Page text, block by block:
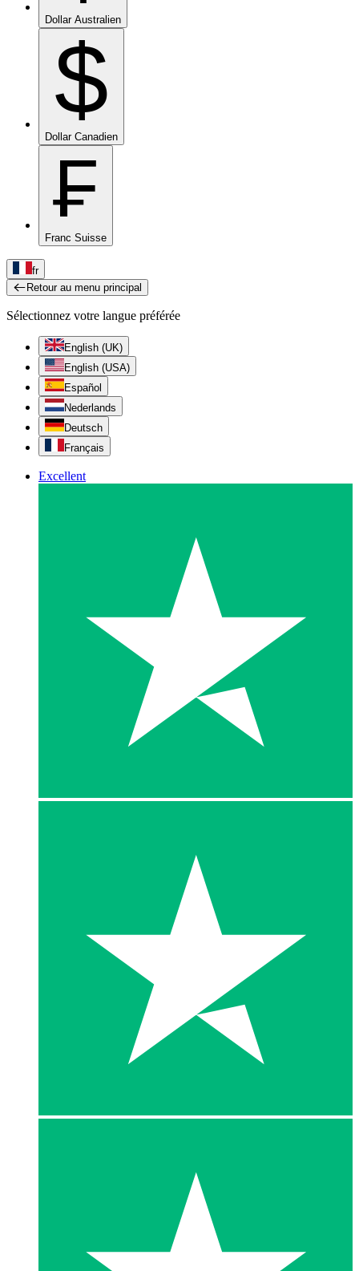
Dollar Australien
$
Dollar Canadien
₣
Franc Suisse
fr
Retour au menu principal
Sélectionnez votre langue préférée
English (UK)
English (USA)
Español
Nederlands
Deutsch
Français
Excellent